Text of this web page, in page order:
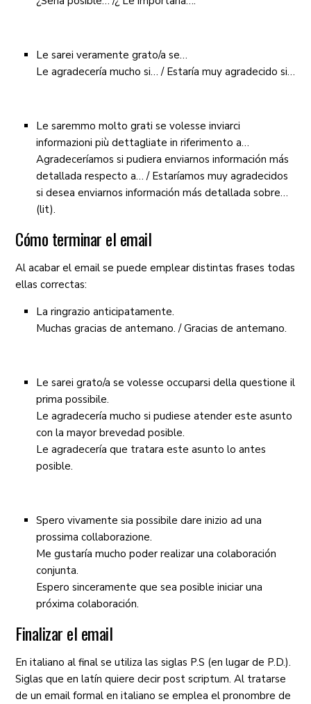
Le sarei veramente grato/a se…
Le agradecería mucho si… / Estaría muy agradecido si…
Le saremmo molto grati se volesse inviarci
informazioni più dettagliate in riferimento a…
Agradeceríamos si pudiera enviarnos información más
detallada respecto a… / Estaríamos muy agradecidos
si desea enviarnos información más detallada sobre…
(lit).
Cómo terminar el email
Al acabar el email se puede emplear distintas frases todas
ellas correctas:
La ringrazio anticipatamente.
Muchas gracias de antemano. / Gracias de antemano.
Le sarei grato/a se volesse occuparsi della questione il
prima possibile.
Le agradecería mucho si pudiese atender este asunto
con la mayor brevedad posible.
Le agradecería que tratara este asunto lo antes
posible.
Spero vivamente sia possibile dare inizio ad una
prossima collaborazione.
Me gustaría mucho poder realizar una colaboración
conjunta.
Espero sinceramente que sea posible iniciar una
próxima colaboración.
Finalizar el email
En italiano al final se utiliza las siglas P.S (en lugar de P.D.).
Siglas que en latín quiere decir post scriptum. Al tratarse
de un email formal en italiano se emplea el pronombre de